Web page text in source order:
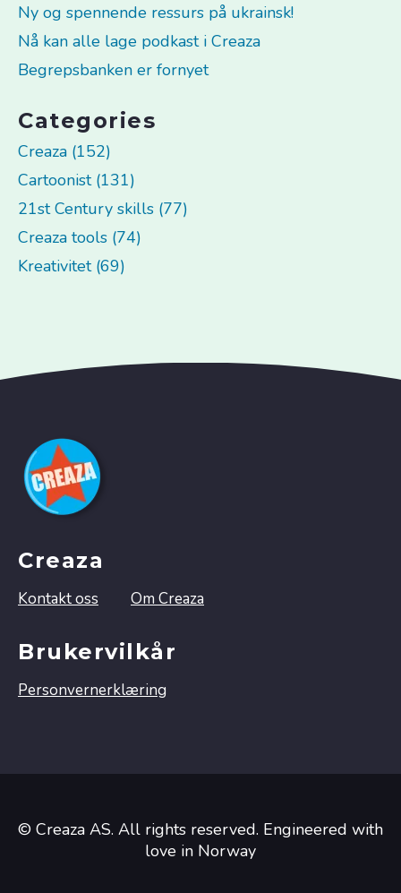
Ny og spennende ressurs på ukrainsk!
Nå kan alle lage podkast i Creaza
Begrepsbanken er fornyet
Categories
Creaza (152)
Cartoonist (131)
21st Century skills (77)
Creaza tools (74)
Kreativitet (69)
Creaza
Kontakt oss Om Creaza
Brukervilkår
Personvernerklæring
© Creaza AS. All rights reserved. Engineered with
love in Norway